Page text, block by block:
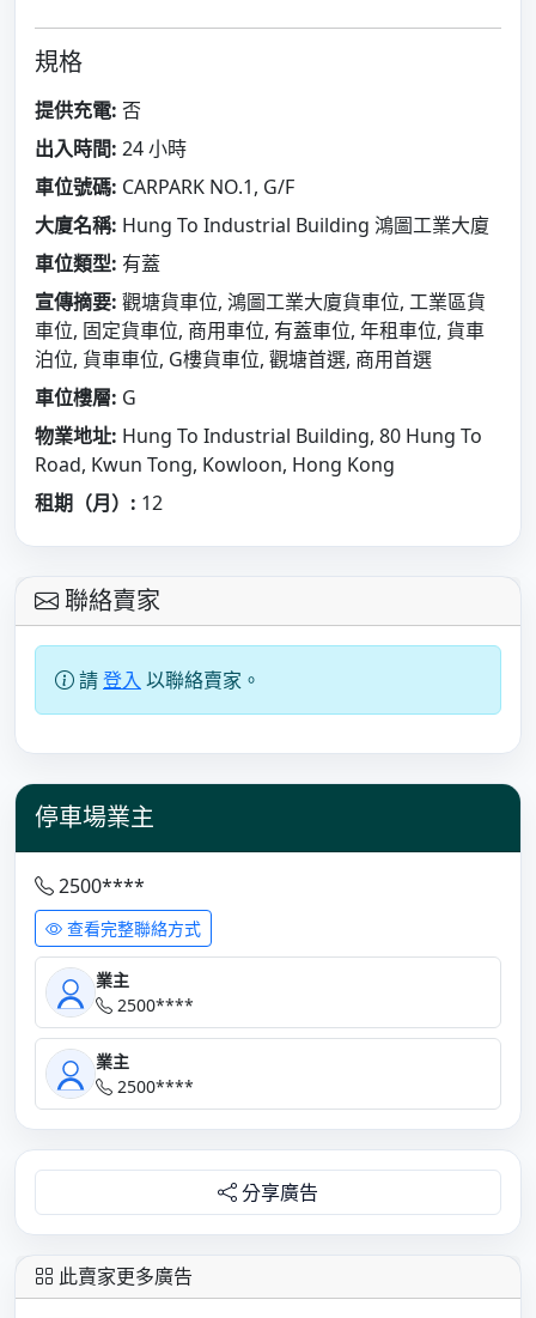
規格
提供充電: 否
出入時間: 24 小時
車位號碼: CARPARK NO.1, G/F
大廈名稱: Hung To Industrial Building 鴻圖工業大廈
車位類型: 有蓋
宣傳摘要: 觀塘貨車位, 鴻圖工業大廈貨車位, 工業區貨
車位, 固定貨車位, 商用車位, 有蓋車位, 年租車位, 貨車
泊位, 貨車車位, G樓貨車位, 觀塘首選, 商用首選
車位樓層: G
物業地址: Hung To Industrial Building, 80 Hung To
Road, Kwun Tong, Kowloon, Hong Kong
租期（月）: 12
聯絡賣家
請登入 以聯絡賣家。
停車場業主
2500****
查看完整聯絡方式
業主
2500****
業主
2500****
分享廣告
此賣家更多廣告